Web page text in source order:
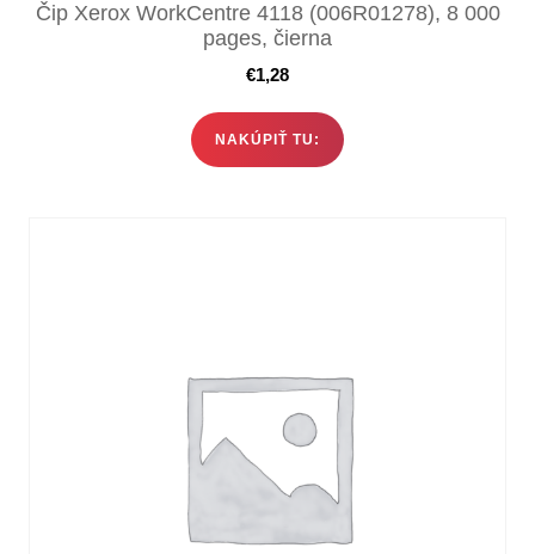
Čip Xerox WorkCentre 4118 (006R01278), 8 000
pages, čierna
€1,28
NAKÚPIŤ TU: